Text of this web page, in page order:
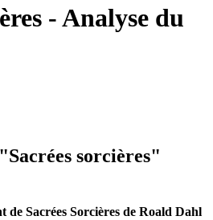
- Analyse du
sorcières"
de Sacrées Sorcières de Roald Dahl